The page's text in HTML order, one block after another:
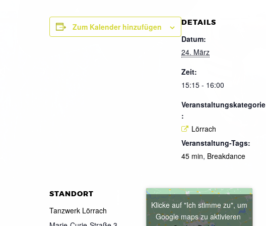
Zum Kalender hinzufügen DETAILS
Datum:
24. März
Zeit:
15:15 - 16:00
Veranstaltungskategorie
:
Lörrach
Veranstaltung-Tags:
45 min, Breakdance
STANDORT
Tanzwerk Lörrach
Klicke auf "Ich stimme zu", um
Google maps zu aktivieren